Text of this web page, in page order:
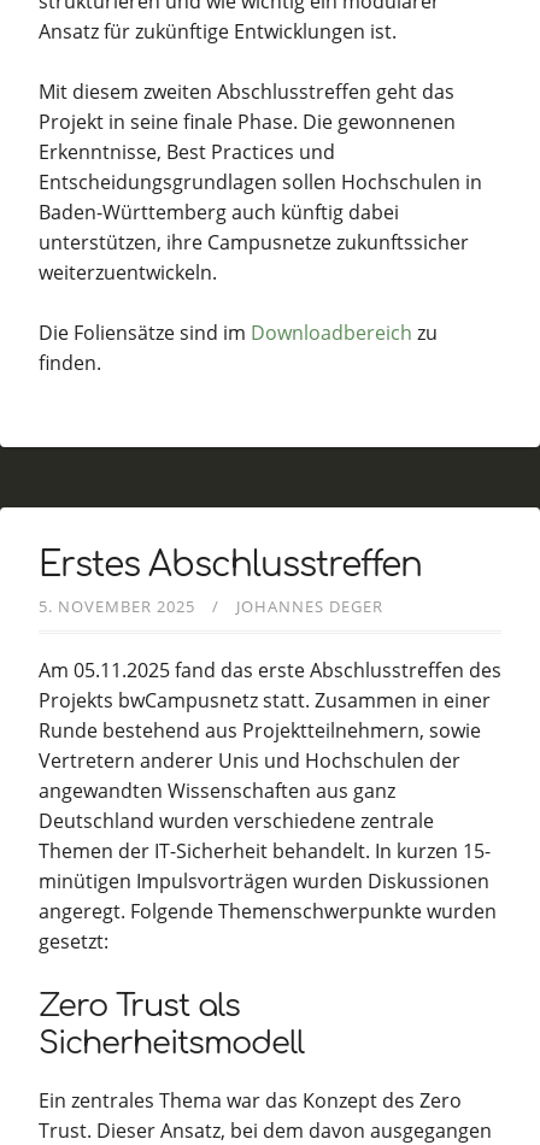
Ansatz für zukünftige Entwicklungen ist.
Mit diesem zweiten Abschlusstreffen geht das
Projekt in seine finale Phase. Die gewonnenen
Erkenntnisse, Best Practices und
Entscheidungsgrundlagen sollen Hochschulen in
Baden-Württemberg auch künftig dabei
unterstützen, ihre Campusnetze zukunftssicher
weiterzuentwickeln.
Die Foliensätze sind im Downloadbereich zu
finden.
Erstes Abschlusstreffen
5. NOVEMBER 2025 JOHANNES DEGER
Am 05.11.2025 fand das erste Abschlusstreffen des
Projekts bwCampusnetz statt. Zusammen in einer
Runde bestehend aus Projektteilnehmern, sowie
Vertretern anderer Unis und Hochschulen der
angewandten Wissenschaften aus ganz
Deutschland wurden verschiedene zentrale
Themen der IT-Sicherheit behandelt. In kurzen 15-
minütigen Impulsvorträgen wurden Diskussionen
angeregt. Folgende Themenschwerpunkte wurden
gesetzt:
Zero Trust als
Sicherheitsmodell
Ein zentrales Thema war das Konzept des Zero
Trust. Dieser Ansatz, bei dem davon ausgegangen